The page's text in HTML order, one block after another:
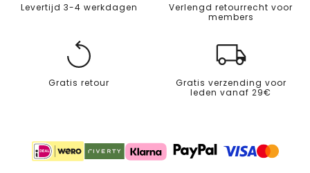
Levertijd 3-4 werkdagen
Verlengd retourrecht voor
members
Gratis retour
Gratis verzending voor
leden vanaf 29€